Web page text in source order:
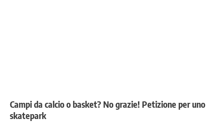
Campi da calcio o basket? No grazie! Petizione per uno
skatepark